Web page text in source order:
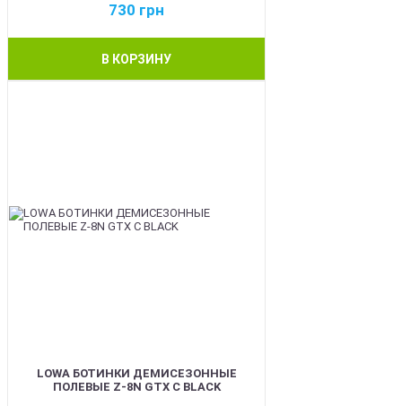
730 грн
В КОРЗИНУ
LOWA БОТИНКИ ДЕМИСЕЗОННЫЕ
ПОЛЕВЫЕ Z-8N GTX C BLACK